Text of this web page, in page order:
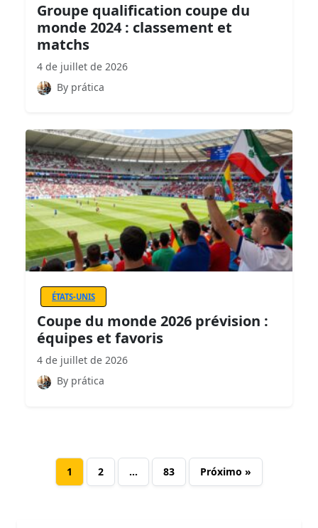
Groupe qualification coupe du
monde 2024 : classement et
matchs
4 de juillet de 2026
By prática
ÉTATS-UNIS
Coupe du monde 2026 prévision :
équipes et favoris
4 de juillet de 2026
By prática
1 2 … 83 Próximo »